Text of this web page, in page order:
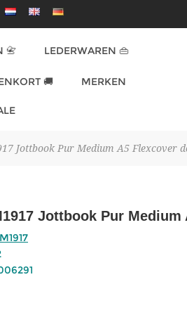
📇 LEDERWAREN 👜
🚚 MERKEN
Jottbook Pur Medium A5 Flexcover
Jottbook Pur